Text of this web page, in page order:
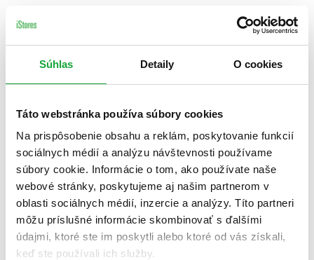
Súhlas Detaily O cookies
Táto webstránka používa súbory cookies
Na prispôsobenie obsahu a reklám, poskytovanie funkcií
sociálnych médií a analýzu návštevnosti používame
súbory cookie. Informácie o tom, ako používate naše
webové stránky, poskytujeme aj našim partnerom v
oblasti sociálnych médií, inzercie a analýzy. Títo partneri
môžu príslušné informácie skombinovať s ďalšími
údajmi, ktoré ste im poskytli alebo ktoré od vás získali,
keď ste používali ich služby.